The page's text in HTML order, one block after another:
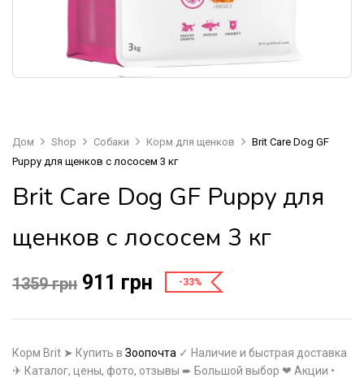
Дом Shop Собаки Корм для щенков
Brit Care Dog GF
Puppy для щенков с лососем 3 кг
Brit Care Dog GF Puppy для
щенков с лососем 3 кг
1359грн 911 грн -33%
Корм Brit ➤ Купить в Зоопочта ✓ Наличие и быстрая доставка
✈ Каталог, цены, фото, отзывы ➨ Большой выбор ❤ Акции •